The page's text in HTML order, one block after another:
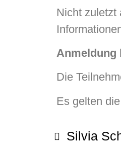
Nicht zuletzt
Die
Es gelten
Silvia